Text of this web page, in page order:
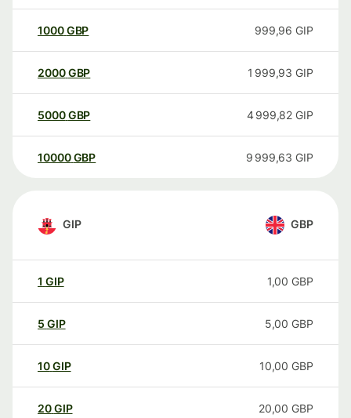
1000GBP 999,96 GIP
2000GBP 1 999,93 GIP
5000GBP 4 999,82 GIP
10000 GBP 9 999,63 GIP
GIP GBP
1 GIP 1,00 GBP
5 GIP 5,00 GBP
10GIP 10,00 GBP
20GIP 20,00 GBP